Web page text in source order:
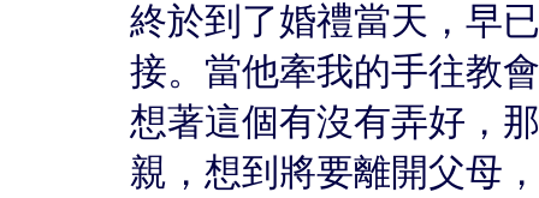
終於到了婚禮當天，早
接。當他牽我的手往教
想著這個有沒有弄好，
親，想到將要離開父母